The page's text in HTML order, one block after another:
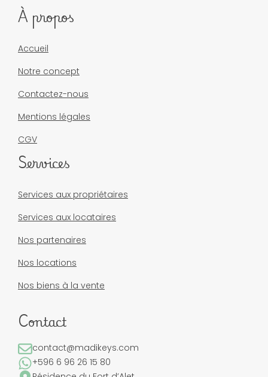
À propos
Accueil
Notre concept
Contactez-nous
Mentions légales
CGV
Services
Services aux propriétaires
Services aux locataires
Nos partenaires
Nos locations
Nos biens à la vente
Contact
contact@madikeys.com
+596 6 96 26 15 80